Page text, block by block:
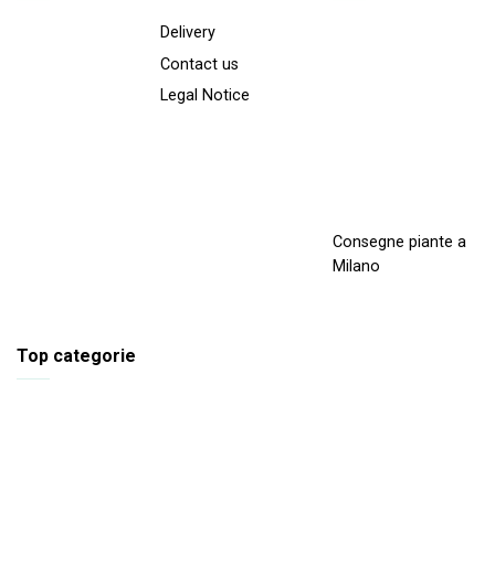
Delivery
Contact us
Legal Notice
Consegne piante a
Milano
Top categorie